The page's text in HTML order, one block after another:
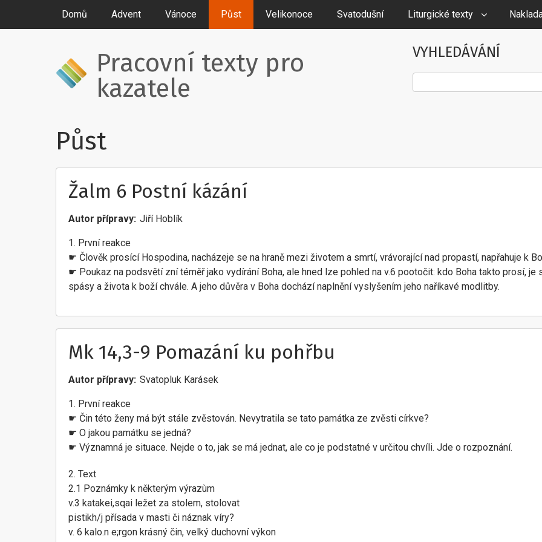
Domů Advent Vánoce Půst Velikonoce Svatodušní Liturgické texty
Pracovní texty pro
kazatele
VYHLEDÁVÁNÍ
Půst
Žalm 6 Postní kázání
Autor přípravy Jiří Hoblík
1. První reakce
☛ Člověk prosící Hospodina, nacházeje se na hraně mezi životem a smrtí, vrávorající nad propastí, napřahuje k
☛ Poukaz na podsvětí zní téměř jako vydírání Boha, ale hned lze pohled na v.6 pootočit: kdo Boha takto prosí,
spásy a života k boží chvále. A jeho důvěra v Boha dochází naplnění vyslyšením jeho naříkavé modlitby.
Mk 14,3-9 Pomazání ku pohřbu
Autor přípravy Svatopluk Karásek
1. První reakce
☛ Čin této ženy má být stále zvěstován. Nevytratila se tato památka ze zvěsti církve?
☛ O jakou památku se jedná?
☛ Významná je situace. Nejde o to, jak se má jednat, ale co je podstatné v určitou chvíli. Jde o rozpoznání.
2. Text
2.1 Poznámky k některým výrazùm
v.3 katakei,sqai ležet za stolem, stolovat
pistikh/j přísada v masti či náznak víry?
v. 6 kalo.n e;rgon krásný čin, velký duchovní výkon